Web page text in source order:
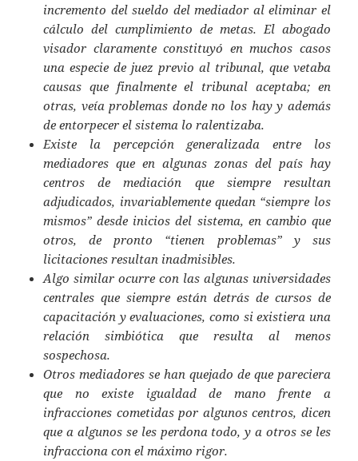
incremento del sueldo del mediador al eliminar el
cálculo del cumplimiento de metas. El abogado
visador claramente constituyó en muchos casos
una especie de juez previo al tribunal, que vetaba
causas que finalmente el tribunal aceptaba; en
otras, veía problemas donde no los hay y además
de entorpecer el sistema lo ralentizaba.
Existe la percepción generalizada entre los
mediadores que en algunas zonas del país hay
centros de mediación que siempre resultan
adjudicados, invariablemente quedan “siempre los
mismos” desde inicios del sistema, en cambio que
otros, de pronto “tienen problemas” y sus
licitaciones resultan inadmisibles.
Algo similar ocurre con las algunas universidades
centrales que siempre están detrás de cursos de
capacitación y evaluaciones, como si existiera una
relación simbiótica que resulta al menos
sospechosa.
Otros mediadores se han quejado de que pareciera
que no existe igualdad de mano frente a
infracciones cometidas por algunos centros, dicen
que a algunos se les perdona todo, y a otros se les
infracciona con el máximo rigor.